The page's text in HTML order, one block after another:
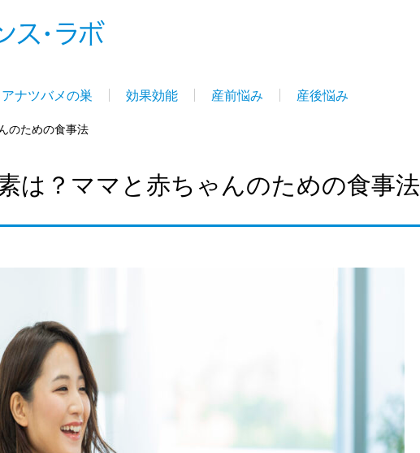
アナツバメの巣 効果効能 産前悩み 産後悩み
のための食事法
は？ママと赤ちゃんのための食事法